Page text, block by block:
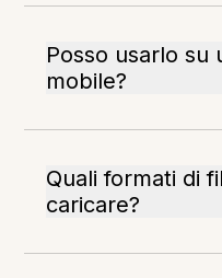
Posso usarlo su
mobile?
Quali formati di
caricare?